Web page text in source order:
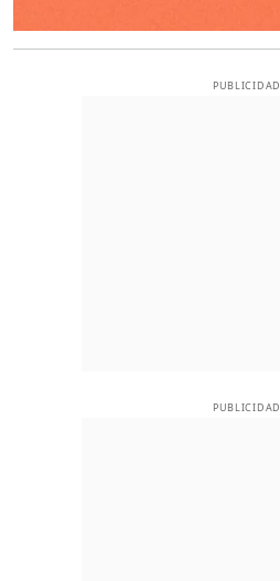
PUBLICIDAD
PUBLICIDAD